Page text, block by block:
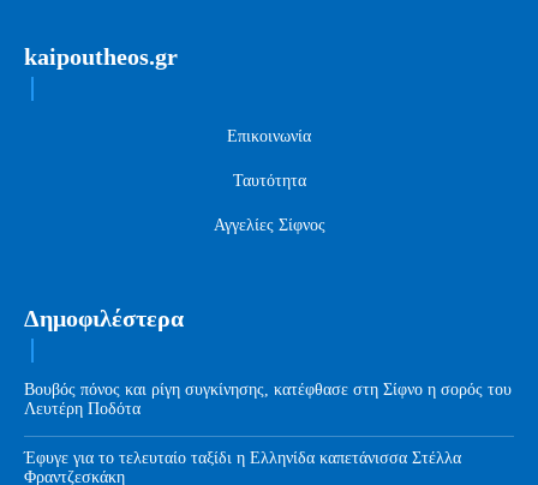
kaipoutheos.gr
Επικοινωνία
Ταυτότητα
Αγγελίες Σίφνος
Δημοφιλέστερα
Βουβός πόνος και ρίγη συγκίνησης, κατέφθασε στη Σίφνο η σορός του
Λευτέρη Ποδότα
Έφυγε για το τελευταίο ταξίδι η Ελληνίδα καπετάνισσα Στέλλα
Φραντζεσκάκη